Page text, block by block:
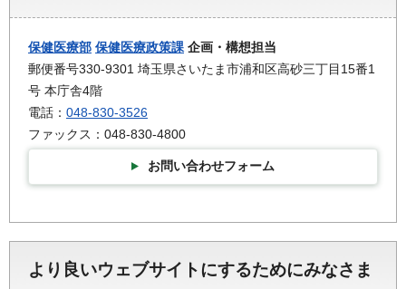
保健医療部 保健医療政策課 企画・構想担当
郵便番号330-9301 埼玉県さいたま市浦和区高砂三丁目15番1
号 本庁舎4階
電話： 048-830-3526
ファックス：048-830-4800
お問い合わせフォーム
より良いウェブサイトにするためにみなさま